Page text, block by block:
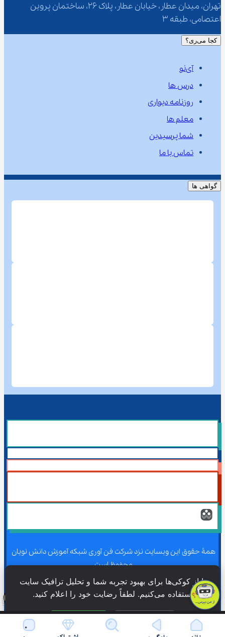
تهران، میدان عطار، خیابان عطار، پلاک 26، ساختمان پروین
اعتصامی، طبقه 3
کجا می‌ری؟
آی‌نو
درس ها
روزنامه دیواری
معلم ها
شما پرسیدین
تماس با ما
گواهی ها
همۀ حقوق این وبسایت نزد شرکت فن آوری شبکه آموزش دانش نویان
محفوظ است.
همۀ حقوق این وبسایت نزد شرکت فن آوری شبکه آموزش دانش نویان
محفوظ است.
ما از کوکی‌ها برای بهبود تجربه شما و تحلیل ترافیک سایت
استفاده می‌کنیم. لطفاً رضایت خود را اعلام کنید.
فقط ضروری پذیرش همه